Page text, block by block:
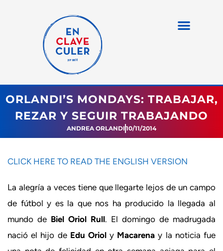
ORLANDI’S MONDAYS: TRABAJAR,
REZAR Y SEGUIR TRABAJANDO
ANDREA ORLANDI 10/11/2014
CLICK HERE TO READ THE ENGLISH VERSION
La alegría a veces tiene que llegarte lejos de un campo
de fútbol y es la que nos ha producido la llegada al
mundo de Biel Oriol Rull. El domingo de madrugada
nació el hijo de Edu Orioly Macarena y la noticia fue